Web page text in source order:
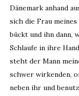
Dänemark anhand
sich die Frau
bückt und ihn dann,
Schlaufe in ihre
steht der Mann
schwer wirkenden,
neben ihr und